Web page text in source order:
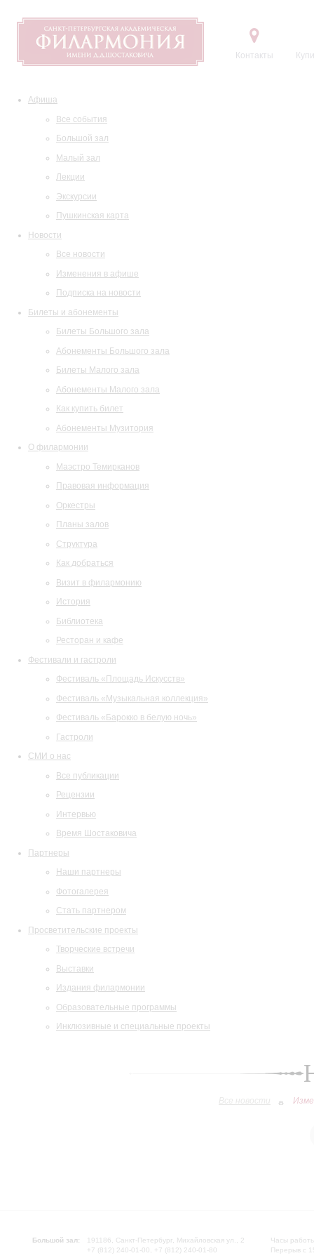
Контакты
Афиша
Все события
Большой зал
Малый зал
Лекции
Экскурсии
Пушкинская карта
Новости
Все новости
Изменения в афише
Подписка на новости
Билеты и абонементы
Билеты Большого зала
Абонементы Большого зала
Билеты Малого зала
Абонементы Малого зала
Как купить билет
Абонементы Музитория
О филармонии
Маэстро Темирканов
Правовая информация
Оркестры
Планы залов
Структура
Как добраться
Визит в филармонию
История
Библиотека
Ресторан и кафе
Фестивали и гастроли
Фестиваль «Площадь Искусств»
Фестиваль «Музыкальная коллекция»
Фестиваль «Барокко в белую ночь»
Гастроли
СМИ о нас
Все публикации
Рецензии
Интервью
Время Шостаковича
Партнеры
Наши партнеры
Фотогалерея
Стать партнером
Просветительские проекты
Творческие встречи
Выставки
Издания филармонии
Образовательные программы
Инклюзивные и специальные проекты
Все новости
Большой зал:
191186, Санкт-Петербург, Михайловская ул., 2
+7 (812) 240-01-00, +7 (812) 240-01-80
Часы
Перерыв с